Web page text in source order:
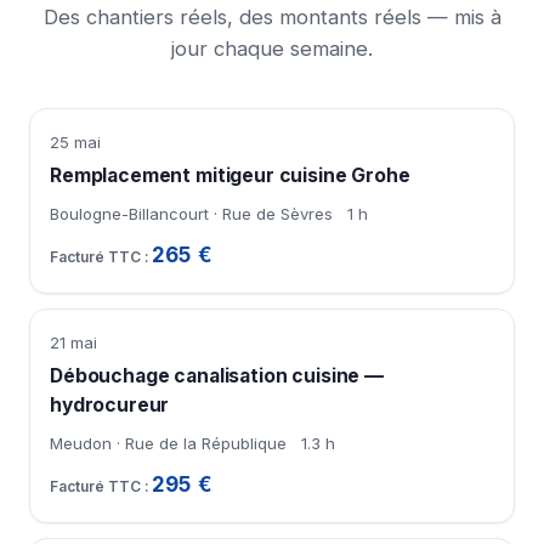
Des chantiers réels, des montants réels — mis à
jour chaque semaine.
25 mai
Remplacement mitigeur cuisine Grohe
Boulogne-Billancourt · Rue de Sèvres 1 h
265 €
21 mai
Débouchage canalisation cuisine —
hydrocureur
Meudon · Rue de la République 1.3 h
295 €